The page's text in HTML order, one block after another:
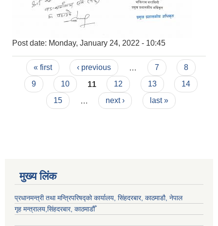
Post date: Monday, January 24, 2022 - 10:45
Pages
« first ‹ previous 7
8
9
10 11 12 13
14
15
next › last »
मुख्य लिंक
प्रधानमन्त्री तथा मन्त्रिपरिषद्को कार्यालय, सिंहदरबार, काठमाडौ, नेपाल
गृह मन्त्रालय,सिंहदरबार, काठमाडौँ